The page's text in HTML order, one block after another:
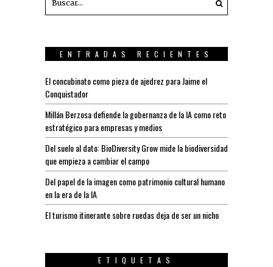
ENTRADAS RECIENTES
El concubinato como pieza de ajedrez para Jaime el
Conquistador
Millán Berzosa defiende la gobernanza de la IA como reto
estratégico para empresas y medios
Del suelo al dato: BioDiversity Grow mide la biodiversidad
que empieza a cambiar el campo
Del papel de la imagen como patrimonio cultural humano
en la era de la IA
El turismo itinerante sobre ruedas deja de ser un nicho
ETIQUETAS